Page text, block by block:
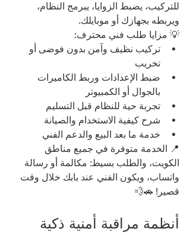
للتركيب، يضبط الزوايا، يبرمج النظام،
ويربطه بجهازك أو موبايلك.
💡 مزايا طلب فني محترف:
تركيب نظيف وآمن بدون فوضى أو
تخريب
ضبط الإعدادات وربط الكاميرات
بالجوال أو الكمبيوتر
تجربة حية للنظام قبل التسليم
شرح كيفية الاستخدام والصيانة
خدمة ما بعد البيع والدعم الفني
📍 الخدمة متوفرة في جميع مناطق
الكويت، والطلب بسيط: مكالمة أو رسالة
واتساب، ويكون الفني عند بابك خلال وقت
قصير! 🚗💨
أنظمة مراقبة أمنية ذكية